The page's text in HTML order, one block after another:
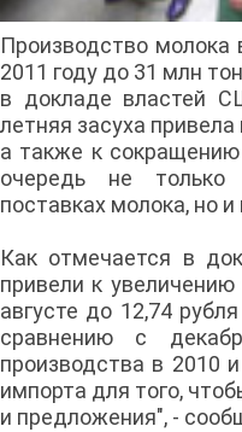
Производство молока
2011 году до 31 млн
в докладе властей
летняя засуха
а также к
очередь не только
поставках молока, но
Как отмечается в
привели к
августе до 12,74
сравнению с
производства в 2010
импорта для того,
и предложения", -